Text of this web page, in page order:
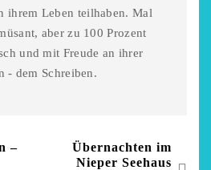
ihrem Leben teilhaben. Mal
aber zu 100 Prozent
und mit Freude an ihrer
- dem Schreiben.
–
Übernachten im
Nieper Seehaus